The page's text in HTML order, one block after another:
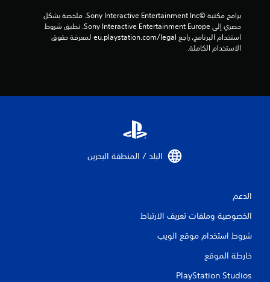
الاستخدام الكاملة.
البلد / المنطقة البحرين‏
الدعم
الخصوصية وملفات تعريف الارتباط
شروط استخدام موقع الويب
خارطة الموقع
PlayStation Studios